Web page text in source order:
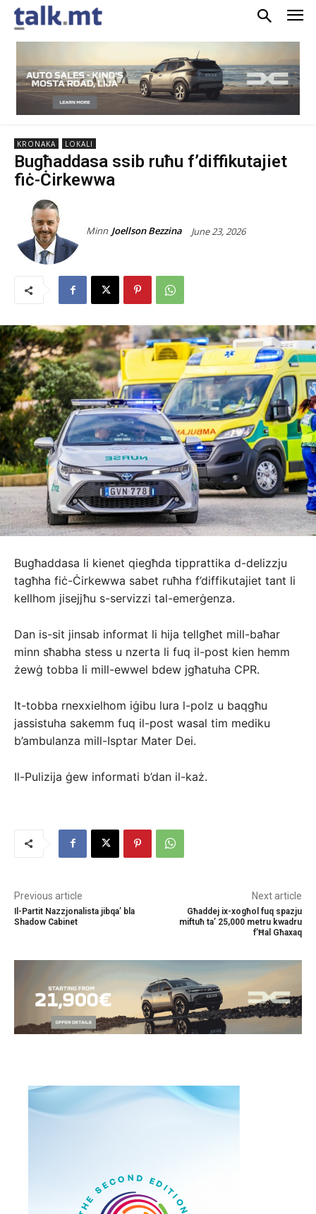
KRONAKA LOKALI
Bugħaddasa ssib ruħu f’diffikutajiet
fiċ-Ċirkewwa
Minn Joellson Bezzina June 23, 2026
Bugħaddasa li kienet qiegħda tipprattika d-delizzju
tagħha fiċ-Ċirkewwa sabet ruħha f’diffikutajiet tant li
kellhom jisejjħu s-servizzi tal-emerġenza.
Dan is-sit jinsab informat li hija tellgħet mill-baħar
minn sħabha stess u nzerta li fuq il-post kien hemm
żewġ tobba li mill-ewwel bdew jgħatuha CPR.
It-tobba rnexxielhom iġibu lura l-polz u baqgħu
jassistuha sakemm fuq il-post wasal tim mediku
b’ambulanza mill-Isptar Mater Dei.
Il-Pulizija ġew informati b’dan il-każ.
Previous article
Il-Partit Nazzjonalista jibqa’ bla
Shadow Cabinet
Next article
Għaddej ix-xogħol fuq spazju
miftuħ ta’ 25,000 metru kwadru
f’Ħal Għaxaq